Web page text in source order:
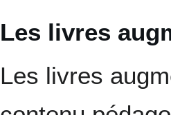
Les livres
Les livres